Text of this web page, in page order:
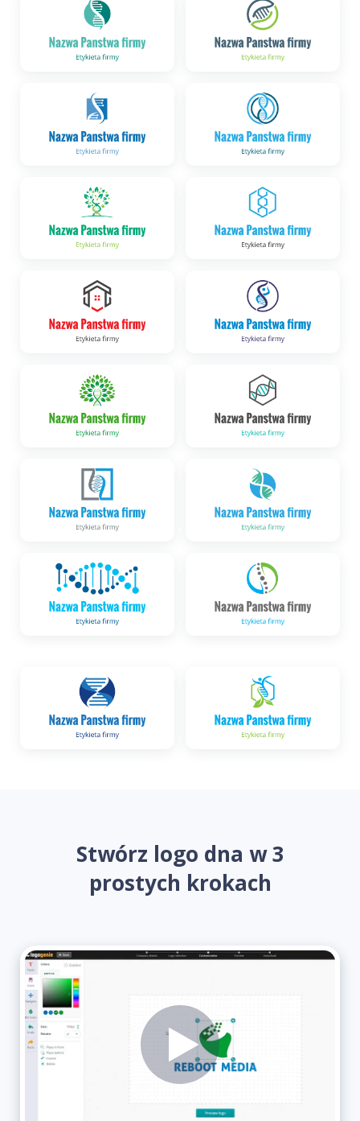
Stwórz logo dna w 3
prostych krokach